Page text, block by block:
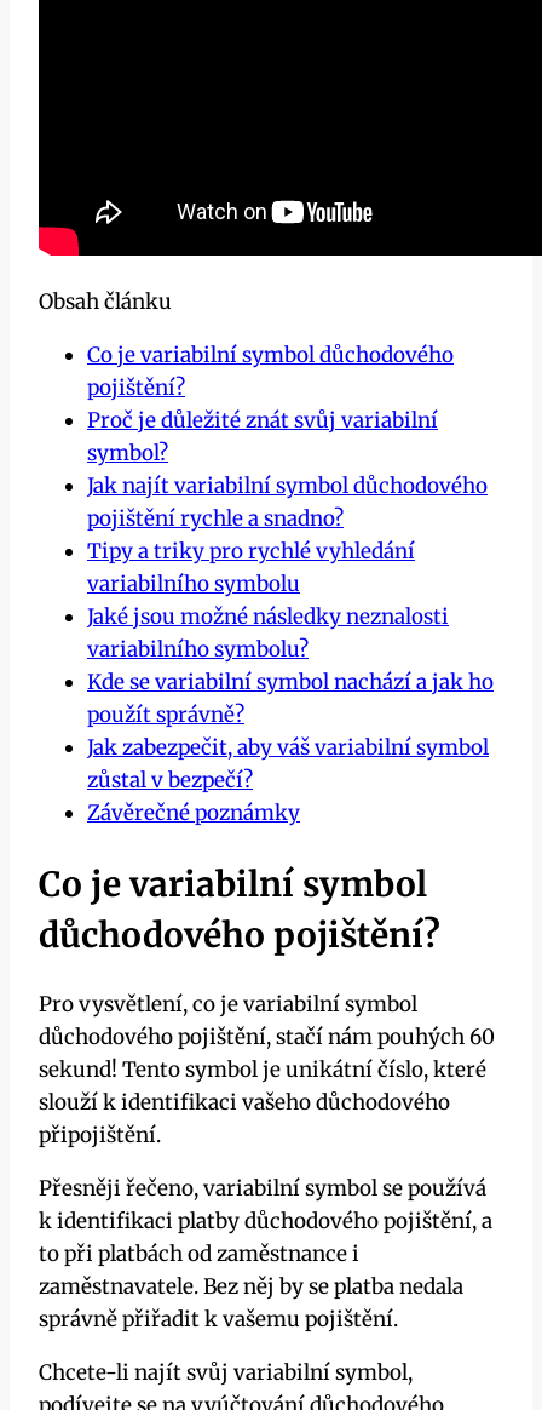
Obsah článku
Co je variabilní symbol důchodového
pojištění?
Proč je důležité znát svůj variabilní
symbol?
Jak najít variabilní symbol důchodového
pojištění rychle a snadno?
Tipy a triky pro rychlé vyhledání
variabilního symbolu
Jaké jsou možné následky neznalosti
variabilního symbolu?
Kde se variabilní symbol nachází a jak ho
použít správně?
Jak zabezpečit, aby váš variabilní symbol
zůstal v bezpečí?
Závěrečné poznámky
Co je variabilní symbol
důchodového pojištění?
Pro vysvětlení, co je variabilní symbol
důchodového pojištění, stačí nám pouhých 60
sekund! Tento symbol je unikátní číslo, které
slouží k identifikaci vašeho důchodového
připojištění.
Přesněji řečeno, variabilní symbol se používá
k identifikaci platby důchodového pojištění, a
to při platbách od zaměstnance i
zaměstnavatele. Bez něj by se platba nedala
správně přiřadit k vašemu pojištění.
Chcete-li najít svůj variabilní symbol,